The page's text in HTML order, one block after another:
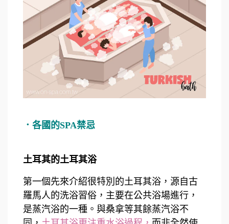
．各國的SPA禁忌
土耳其的土耳其浴
第一個先來介紹很特別的土耳其浴，源自古
羅馬人的洗浴習俗，主要在公共浴場進行，
是蒸汽浴的一種。與桑拿等其餘蒸汽浴不